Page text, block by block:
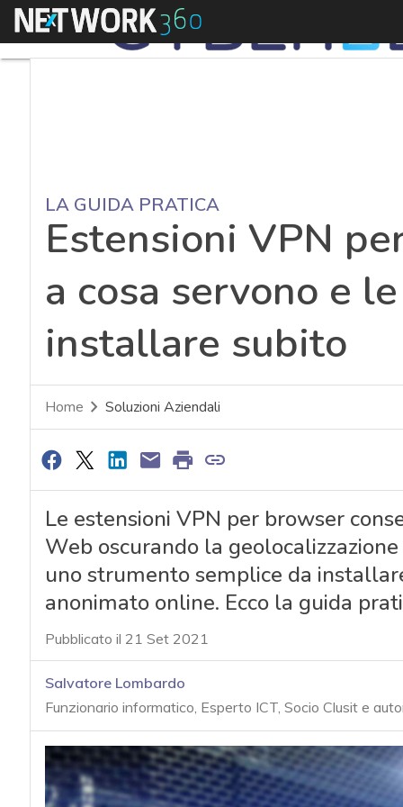
Menu
LA GUIDA PRATICA
Estensioni VPN
a cosa servono e
installare subito
Home Soluzioni Aziendali
Le estensioni VPN per browser
Web oscurando la
uno strumento semplice da
anonimato online. Ecco la guida
Pubblicato il 21 Set 2021
Salvatore Lombardo
Funzionario informatico, Esperto ICT, Socio Clusit e